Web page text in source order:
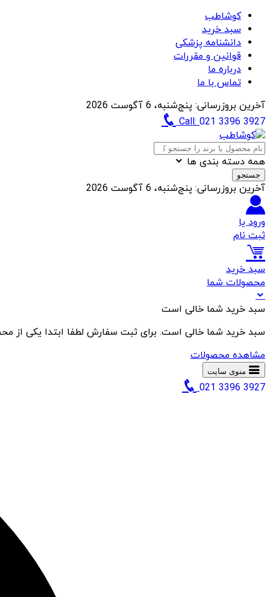
کوشاطب
سبد خرید
دانشنامه پزشکی
قوانین و مقررات
درباره ما
تماس با ما
آخرین بروزرسانی: پنج‌شنبه، 6 آگوست 2026
Call: 021 3396 3927
همه دسته بندی ها
جستجو
آخرین بروزرسانی: پنج‌شنبه، 6 آگوست 2026
ورود یا
ثبت نام
سبد خرید
محصولات شما
سبد خرید شما خالی است
سبد خرید شما خالی است. برای ثبت سفارش لطفا ابتدا یکی از
مشاهده محصولات
منوی سایت
021 3396 3927